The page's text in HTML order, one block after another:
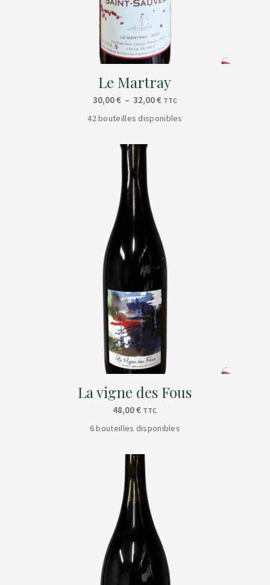
Le Martray
30,00€ – 32,00€Plage
de
TTC
42 bouteilles disponibles
La vigne des Fous
48,00€ TTC
6 bouteilles disponibles